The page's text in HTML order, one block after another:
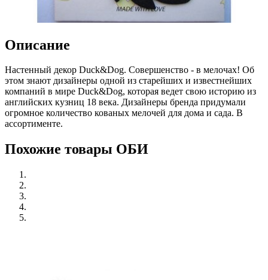
Описание
Настенный декор Duck&Dog. Совершенство - в мелочах! Об
этом знают дизайнеры одной из старейших и известнейших
компаний в мире Duck&Dog, которая ведет свою историю из
английских кузниц 18 века. Дизайнеры бренда придумали
огромное количество кованых мелочей для дома и сада. В
ассортименте.
Похожие товары ОБИ